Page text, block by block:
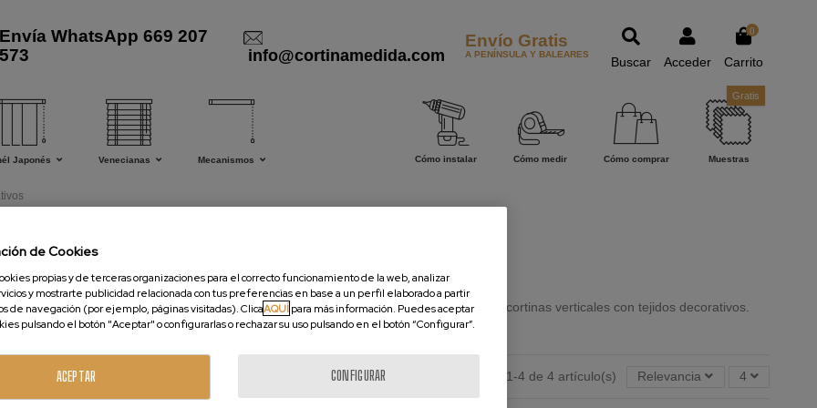
Envía WhatsApp 669 207
573
info@cortinamedida.com
Envío Gratis
A PENÍNSULA Y BALEARES Buscar Acceder
0
Carrito
Japonés Venecianas Mecanismos Muestras
Gratis
Cómo comprar
Cómo medir
Cómo instalar
decorativos
diferentes y sorprendentes colecciones. Te invitamos a echar un vistazo a nuestras cortinas verticales con tejidos decorativos.
Mostrando 1-4 de 4 artículo(s) Relevancia 4
de Cookies
propias y de terceras organizaciones para el correcto funcionamiento de la web, analizar
y mostrarte publicidad relacionada con tus preferencias en base a un perfil elaborado a partir
de navegación (por ejemplo, páginas visitadas). ClicaAQUÍ para más información. Puedes aceptar
pulsando el botón "Aceptar" o configurarlas o rechazar su uso pulsando en el botón “Configurar”.
CONFIGURAR
ACEPTAR